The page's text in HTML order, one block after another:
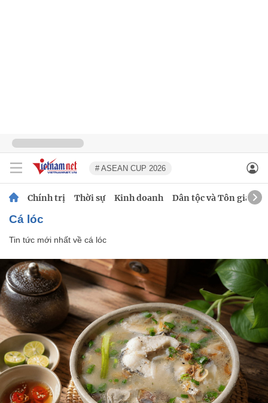
# ASEAN CUP 2026
Chính trị Thời sự Kinh doanh Dân tộc và Tôn giáo
cá lóc
Tin tức mới nhất về cá lóc